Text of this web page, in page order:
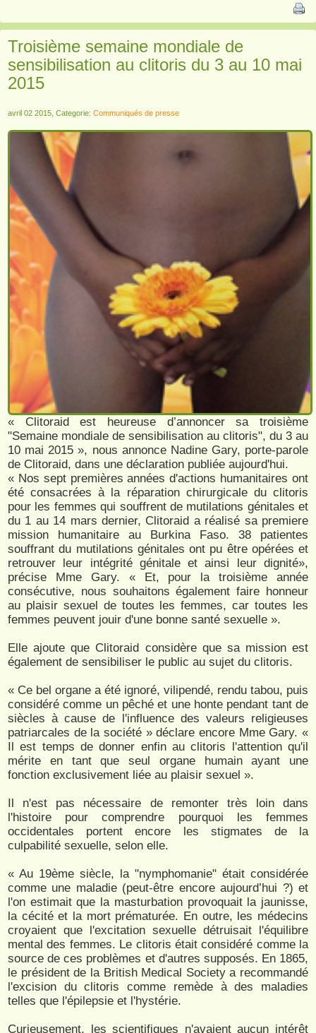
Troisième semaine mondiale de
sensibilisation au clitoris du 3 au 10 mai
2015
avril 02 2015, Categorie: Communiqués de presse
« Clitoraid est heureuse d’annoncer sa troisième
"Semaine mondiale de sensibilisation au clitoris", du 3 au
10 mai 2015 », nous annonce Nadine Gary, porte-parole
de Clitoraid, dans une déclaration publiée aujourd'hui.
« Nos sept premières années d'actions humanitaires ont
été consacrées à la réparation chirurgicale du clitoris
pour les femmes qui souffrent de mutilations génitales et
du 1 au 14 mars dernier, Clitoraid a réalisé sa premiere
mission humanitaire au Burkina Faso. 38 patientes
souffrant du mutilations génitales ont pu être opérées et
retrouver leur intégrité génitale et ainsi leur dignité»,
précise Mme Gary. « Et, pour la troisième année
consécutive, nous souhaitons également faire honneur
au plaisir sexuel de toutes les femmes, car toutes les
femmes peuvent jouir d'une bonne santé sexuelle ».
Elle ajoute que Clitoraid considère que sa mission est
également de sensibiliser le public au sujet du clitoris.
« Ce bel organe a été ignoré, vilipendé, rendu tabou, puis
considéré comme un pêché et une honte pendant tant de
siècles à cause de l'influence des valeurs religieuses
patriarcales de la société » déclare encore Mme Gary. «
Il est temps de donner enfin au clitoris l'attention qu'il
mérite en tant que seul organe humain ayant une
fonction exclusivement liée au plaisir sexuel ».
Il n'est pas nécessaire de remonter très loin dans
l'histoire pour comprendre pourquoi les femmes
occidentales portent encore les stigmates de la
culpabilité sexuelle, selon elle.
« Au 19ème siècle, la "nymphomanie" était considérée
comme une maladie (peut-être encore aujourd’hui ?) et
l'on estimait que la masturbation provoquait la jaunisse,
la cécité et la mort prématurée. En outre, les médecins
croyaient que l'excitation sexuelle détruisait l'équilibre
mental des femmes. Le clitoris était considéré comme la
source de ces problèmes et d'autres supposés. En 1865,
le président de la British Medical Society a recommandé
l'excision du clitoris comme remède à des maladies
telles que l'épilepsie et l'hystérie.
Curieusement, les scientifiques n'avaient aucun intérêt